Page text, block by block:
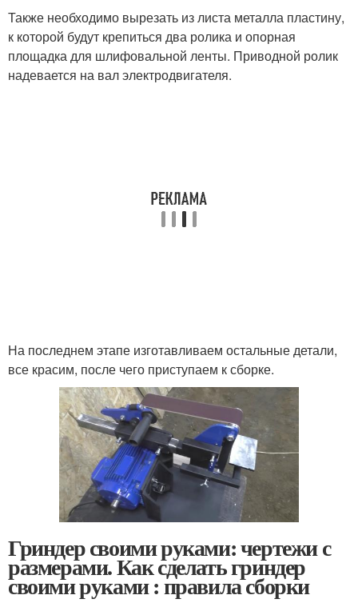
Также необходимо вырезать из листа металла пластину,
к которой будут крепиться два ролика и опорная
площадка для шлифовальной ленты. Приводной ролик
надевается на вал электродвигателя.
На последнем этапе изготавливаем остальные детали,
все красим, после чего приступаем к сборке.
Гриндер своими руками: чертежи с
размерами. Как сделать гриндер
своими руками : правила сборки